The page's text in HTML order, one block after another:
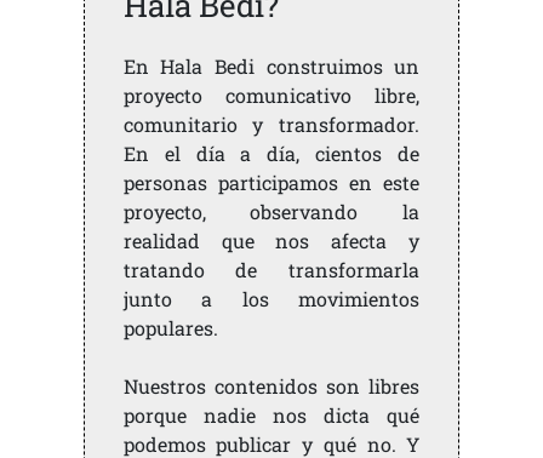
En Hala Bedi construimos un
proyecto comunicativo libre,
comunitario y transformador.
En el día a día, cientos de
personas participamos en este
proyecto, observando la
realidad que nos afecta y
tratando de transformarla
junto a los movimientos
populares.
Nuestros contenidos son libres
porque nadie nos dicta qué
podemos publicar y qué no. Y